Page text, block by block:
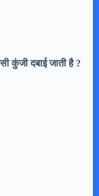
कुंजी दबाई जाती है ?